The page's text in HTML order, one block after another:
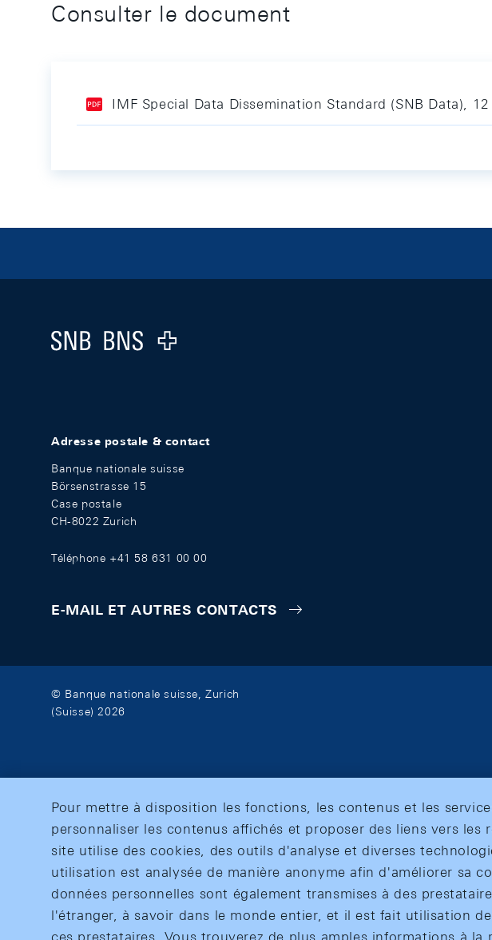
Consulter le document
IMF Special Data Dissemination Standard (SNB Data),
Logo
Adresse postale & contact
Banque nationale suisse
Börsenstrasse 15
Case postale
CH-8022 Zurich
Téléphone +41 58 631 00 00
E-MAIL ET AUTRES CONTACTS
© Banque nationale suisse, Zurich
(Suisse) 2026
Pour mettre à disposition les fonctions, les contenus et les
personnaliser les contenus affichés et proposer des liens vers les
site utilise des cookies, des outils d'analyse et diverses
utilisation est analysée de manière anonyme afin d'améliorer sa
données personnelles sont également transmises à des
l'étranger, à savoir dans le monde entier, et il est fait utilisation